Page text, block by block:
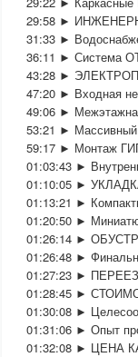
29:58 ►
31:33 ►
36:11 ► Система
43:28 ►
47:20 ► Входная
49:06 ►
53:21 ►
59:17 ► Монтаж
01:03:43 ►
01:10:05 ►
01:13:21 ►
01:20:50 ►
01:26:14 ►
01:26:48 ►
01:27:23 ►
01:28:45 ►
01:30:08 ►
01:31:06 ► Опыт
01:32:08 ► ЦЕНА